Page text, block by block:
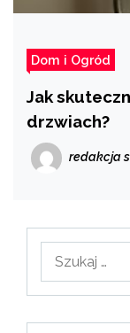
Dom i Ogród
Jak
drzwiach?
redakcja